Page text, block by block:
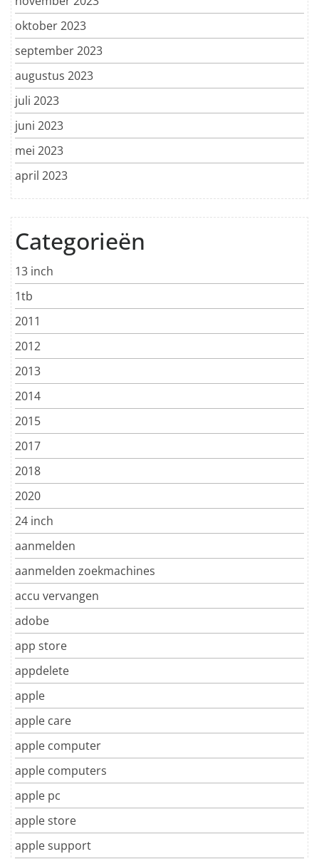
oktober 2023
september 2023
augustus 2023
juli 2023
juni 2023
mei 2023
april 2023
Categorieën
13 inch
1tb
2011
2012
2013
2014
2015
2017
2018
2020
24 inch
aanmelden
aanmelden zoekmachines
accu vervangen
adobe
app store
appdelete
apple
apple care
apple computer
apple computers
apple pc
apple store
apple support